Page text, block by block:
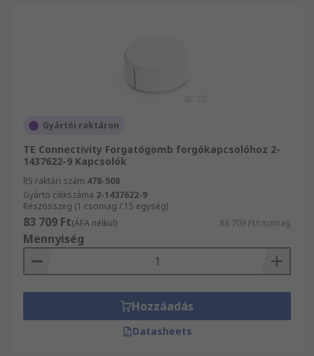
Gyártói raktáron
TE Connectivity Forgatógomb forgókapcsolóhoz 2-
1437622-9 Kapcsolók
RS raktári szám 478-508
Gyártó cikkszáma 2-1437622-9
Részösszeg (1 csomag / 15 egység)
83 709 Ft(ÁFA nélkül) 83 709 Ft/csomag
Mennyiség
Hozzáadás
Datasheets